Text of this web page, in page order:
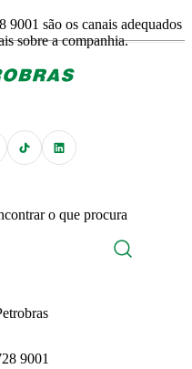
9001 são os canais adequados
sobre a companhia.
o que procura
9001